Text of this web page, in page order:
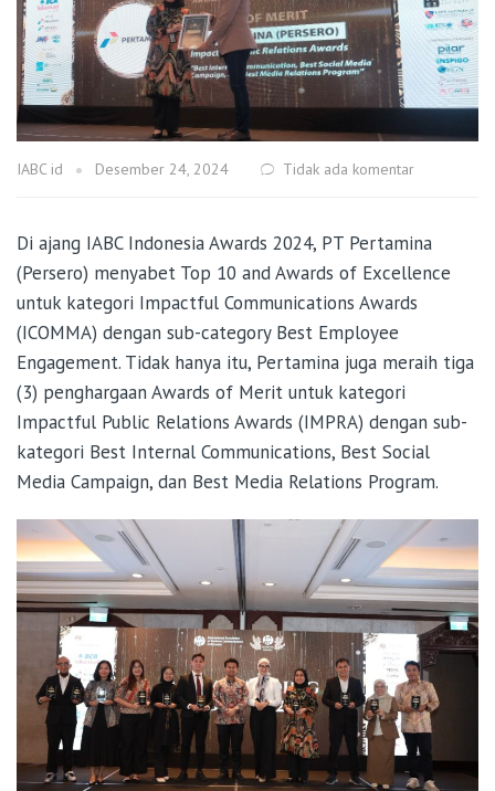
IABC id Desember 24, 2024 Tidak ada komentar
Di ajang IABC Indonesia Awards 2024, PT Pertamina
(Persero) menyabet Top 10 and Awards of Excellence
untuk kategori Impactful Communications Awards
(ICOMMA) dengan sub-category Best Employee
Engagement. Tidak hanya itu, Pertamina juga meraih tiga
(3) penghargaan Awards of Merit untuk kategori
Impactful Public Relations Awards (IMPRA) dengan sub-
kategori Best Internal Communications, Best Social
Media Campaign, dan Best Media Relations Program.